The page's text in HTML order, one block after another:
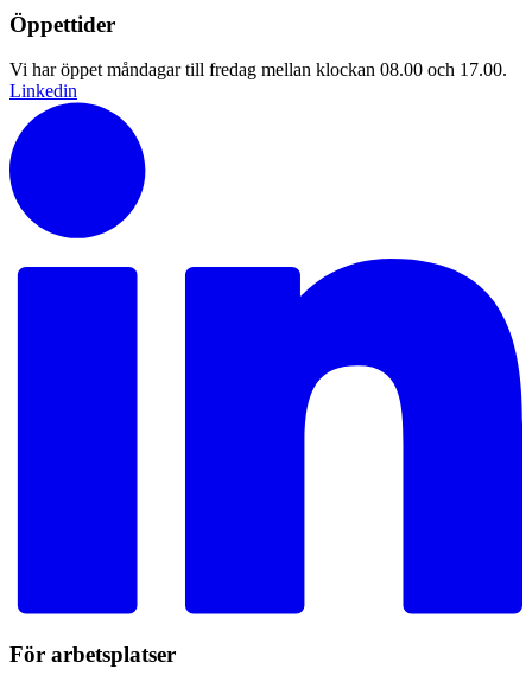
Öppettider
Vi har öppet måndagar till fredag mellan klockan 08.00 och 17.00.
Linkedin
För arbetsplatser